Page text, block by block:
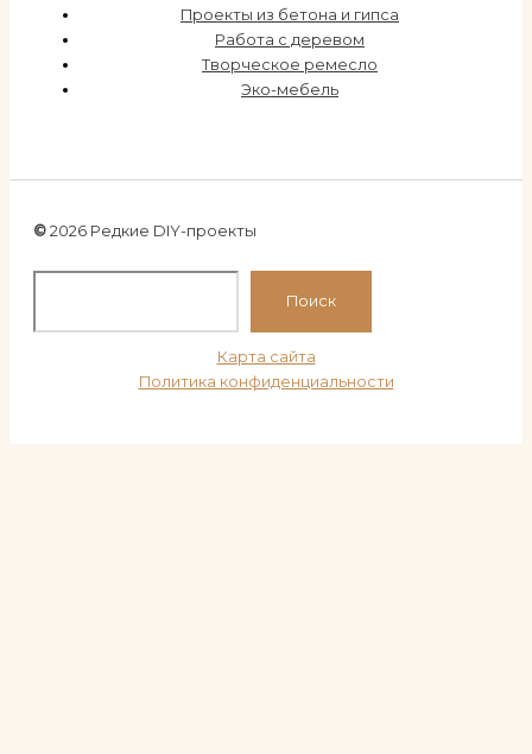
Проекты из бетона и гипса
Работа с деревом
Творческое ремесло
Эко-мебель
© 2026 Редкие DIY-проекты
Поиск
Карта сайта
Политика конфиденциальности